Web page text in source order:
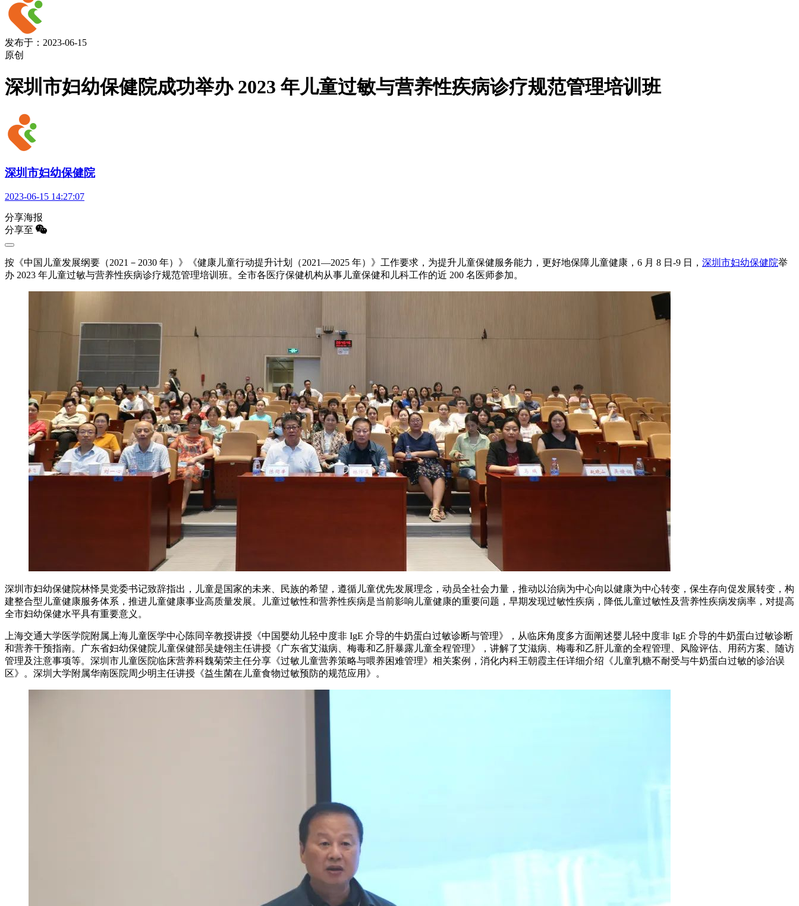
发布于：2023-06-15
原创
深圳市妇幼保健院成功举办 2023 年儿童过敏与营养性疾病诊疗规范管理培训班
深圳市妇幼保健院
2023-06-15 14:27:07
分享海报
分享至
按《中国儿童发展纲要（2021－2030 年）》《健康儿童行动提升计划（2021—2025 年）》工作要求，为提升儿童保健服务能力，更好地保障儿童健康，6 月 8 日-9 日， 深圳市妇幼保健院举
办 2023 年儿童过敏与营养性疾病诊疗规范管理培训班。全市各医疗保健机构从事儿童保健和儿科工作的近 200 名医师参加。
深圳市妇幼保健院林怿昊党委书记致辞指出，儿童是国家的未来、民族的希望，遵循儿童优先发展理念，动员全社会力量，推动以治病为中心向以健康为中心转变，保生存向促发展转变，构
建整合型儿童健康服务体系，推进儿童健康事业高质量发展。儿童过敏性和营养性疾病是当前影响儿童健康的重要问题，早期发现过敏性疾病，降低儿童过敏性及营养性疾病发病率，对提高
全市妇幼保健水平具有重要意义。
上海交通大学医学院附属上海儿童医学中心陈同辛教授讲授《中国婴幼儿轻中度非 IgE 介导的牛奶蛋白过敏诊断与管理》，从临床角度多方面阐述婴儿轻中度非 IgE 介导的牛奶蛋白过敏诊断
和营养干预指南。广东省妇幼保健院儿童保健部吴婕翎主任讲授《广东省艾滋病、梅毒和乙肝暴露儿童全程管理》，讲解了艾滋病、梅毒和乙肝儿童的全程管理、风险评估、用药方案、随访
管理及注意事项等。深圳市儿童医院临床营养科魏菊荣主任分享《过敏儿童营养策略与喂养困难管理》相关案例，消化内科王朝霞主任详细介绍《儿童乳糖不耐受与牛奶蛋白过敏的诊治误
区》。深圳大学附属华南医院周少明主任讲授《益生菌在儿童食物过敏预防的规范应用》。